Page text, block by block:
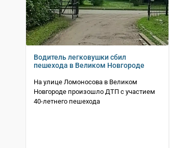
Водитель легковушки сбил
пешехода в Великом Новгороде
На улице Ломоносова в Великом
Новгороде произошло ДТП с участием
40-летнего пешехода